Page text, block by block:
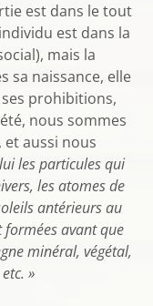
est dans le tout
est dans la
mais la
sa naissance, elle
prohibitions,
nous sommes
aussi nous
les particules qui
les atomes de
antérieurs au
formées avant que
minéral, végétal,
»